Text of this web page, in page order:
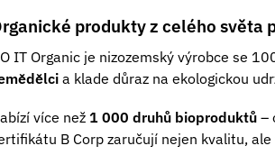
produkty z celého světa
IT Organic je nizozemský výrobce se
a klade důraz na ekologickou
více než 1 000 druhů bioproduktů–
B Corp zaručují nejen kvalitu,